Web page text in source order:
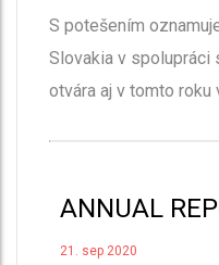
S potešením
Slovakia v spolupráci
otvára aj v tomto roku
ANNUAL
21. sep 2020